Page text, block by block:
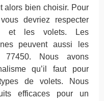
alors bien choisir. Pour
devriez respecter
et les volets. Les
peuvent aussi les
Nous avons
qu’il faut pour
de volets. Nous
efficaces pour un